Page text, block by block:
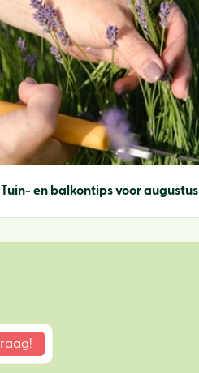
Tuin- en balkontips voor augustus